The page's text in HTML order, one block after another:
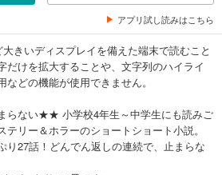
アプリ試し読みはこちら
きいディスプレイを備えた端末で読むこと
だけを拡大することや、文字列のハイライ
どの機能が使用できません。
らない★★ 小学校4年生～中学生にも読みご
リー＆ホラーのショートショート小説。
り27話！どんでん返しの連続で、止まらな